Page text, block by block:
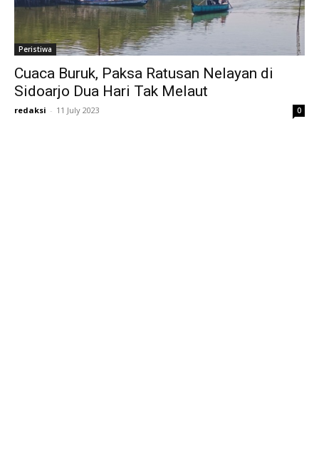
Peristiwa
Cuaca Buruk, Paksa Ratusan Nelayan di
Sidoarjo Dua Hari Tak Melaut
redaksi - 11 July 2023 0